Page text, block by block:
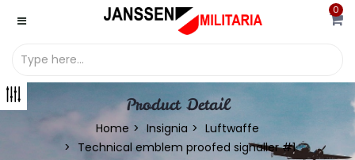
0
Product Detail
Home Insignia
Luftwaffe
Technical emblem proofed signaller #1